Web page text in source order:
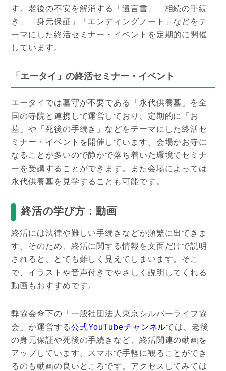
す。老後の不安を解消する「遺言書」「相続の手続
き」「身元保証」「エンディングノート」などをテ
ーマにした終活セミナー・イベントを定期的に開催
しています。
「エータイ」の終活セミナー・イベント
エータイでは墓守が不要である「永代供養墓」を全
国の寺院と連携して運営しており、定期的に「お
墓」や「死後の手続き」などをテーマにした終活セ
ミナー・イベントを開催しています。会場がお寺に
なることが多いので静かで落ち着いた環境でセミナ
ーを受講することができます。また会場によっては
永代供養墓を見学することも可能です。
終活の学び方：動画
終活には法律や難しい手続きなどが頻繁に出てきま
す。そのため、終活に関する情報を文面だけで説明
されると、とても難しく見えてしまいます。そこ
で、イラストや音声付きでやさしく説明してくれる
動画もおすすめです。
弊協会傘下の「一般社団法人東京シルバーライフ協
会」が運営する公式YouTubeチャンネルでは、老後
の身元保証や死後の手続きなど、終活関連の動画を
アップしています。スマホで手軽に観ることができ
るのも動画の良いところです。アクセスしてみては